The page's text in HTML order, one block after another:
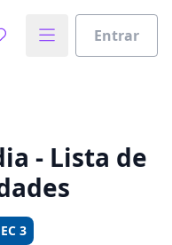
Entrar
seus estudos
- Lista de
3